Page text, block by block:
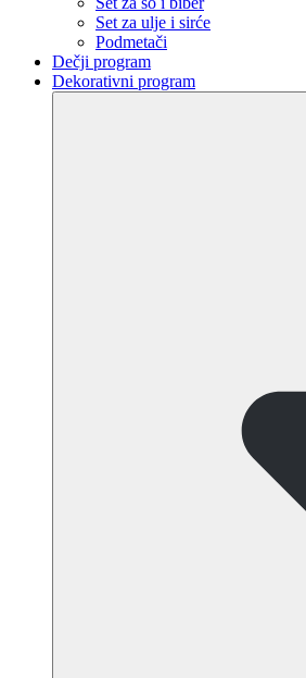
Set za ulje i sirće
Podmetači
Dečji program
Dekorativni program